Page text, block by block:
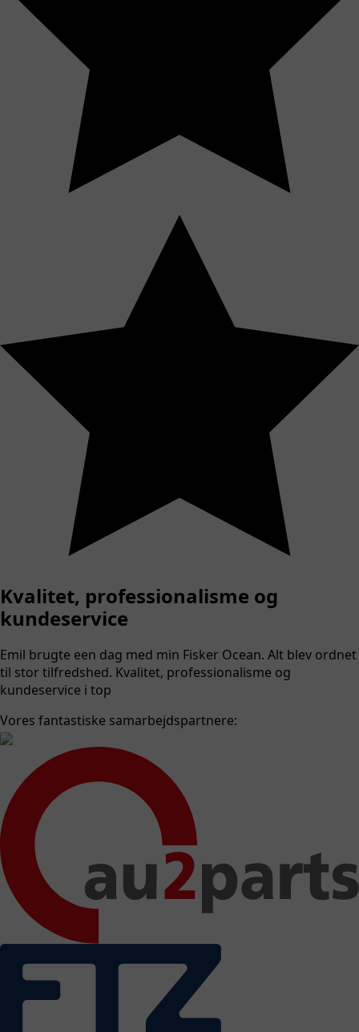
Kvalitet, professionalisme og
kundeservice
Emil brugte een dag med min Fisker Ocean. Alt blev ordnet
til stor tilfredshed. Kvalitet, professionalisme og
kundeservice i top
Vores fantastiske samarbejdspartnere: